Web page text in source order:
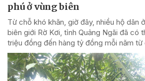
phú ở vùng biên
Từ chỗ khó khăn, giờ đây, nhiều hộ dân
biên giới Rờ Kơi, tỉnh Quảng Ngãi đã có
triệu đồng đến hàng tỷ đồng mỗi năm từ